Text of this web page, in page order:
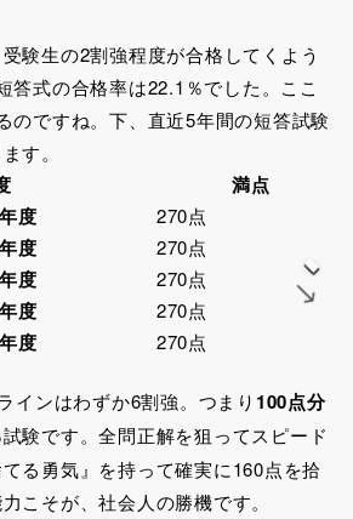
受験生の2割強程度が合格 してくよう
答式の合格率は22.1％でした。ここ
のですね。下、直近5年間の短答試験
す。
満点
度
270点
度 270点
度 270点
度 270点
度 270点
→
インはわずか6割強。つまり 100点分
試験です。全問正解を狙ってスピード
る勇気』を持って確実に160点を拾
こそが、社会人の勝機です。